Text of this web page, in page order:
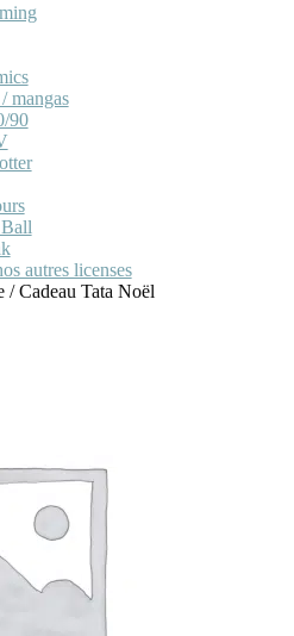
mangas
90
autres licenses
/Cadeau Tata Noël